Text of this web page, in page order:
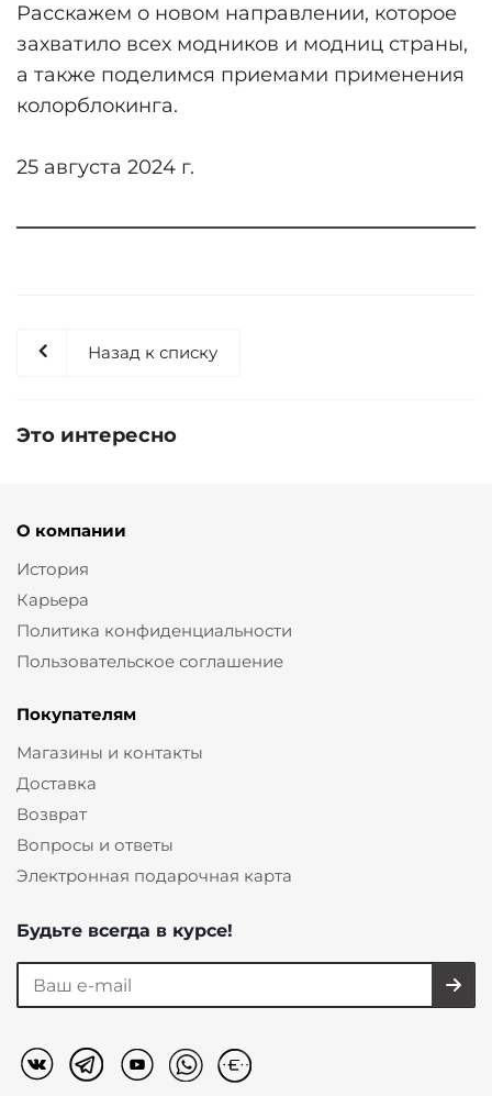
Расскажем о новом направлении, которое
захватило всех модников и модниц страны,
а также поделимся приемами применения
колорблокинга.
25 августа 2024 г.
Назад к списку
Это интересно
О компании
История
Карьера
Политика конфиденциальности
Пользовательское соглашение
Покупателям
Магазины и контакты
Доставка
Возврат
Вопросы и ответы
Электронная подарочная карта
Будьте всегда в курсе!